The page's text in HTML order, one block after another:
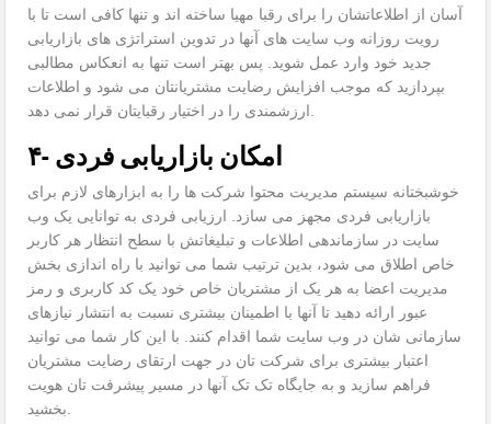
آسان از اطلاعاتشان را برای رقبا مهیا ساخته اند و تنها کافی است تا با
رویت روزانه وب سایت های آنها در تدوین استراتژی های بازاریابی
جدید خود وارد عمل شوید. پس بهتر است تنها به انعکاس مطالبی
بپردازید که موجب افزایش رضایت مشتریانتان می شود و اطلاعات
۴- امکان بازاریابی فردی
خوشبختانه سیستم مدیریت محتوا شرکت ها را به ابزارهای لازم برای
بازاریابی فردی مجهز می سازد. ارزیابی فردی به توانایی یک وب
سایت در سازماندهی اطلاعات و تبلیغاتش با سطح انتظار هر کاربر
خاص اطلاق می شود، بدین ترتیب شما می توانید با راه اندازی بخش
مدیریت اعضا به هر یک از مشتریان خاص خود یک کد کاربری و رمز
عبور ارائه دهید تا آنها با اطمینان بیشتری نسبت به انتشار نیازهای
سازمانی شان در وب سایت شما اقدام کنند. با این کار شما می توانید
اعتبار بیشتری برای شرکت تان در جهت ارتقای رضایت مشتریان
فراهم سازید و به جایگاه تک تک آنها در مسیر پیشرفت تان هویت